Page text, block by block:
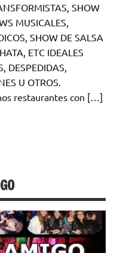
SHOW
MUSICALES,
SHOW DE SALSA
ETC IDEALES
DESPEDIDAS,
U OTROS.
restaurantes con […]